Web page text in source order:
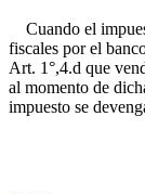
Cuando el
fiscales por el
Art. 1°,4.d que
al momento de
impuesto se